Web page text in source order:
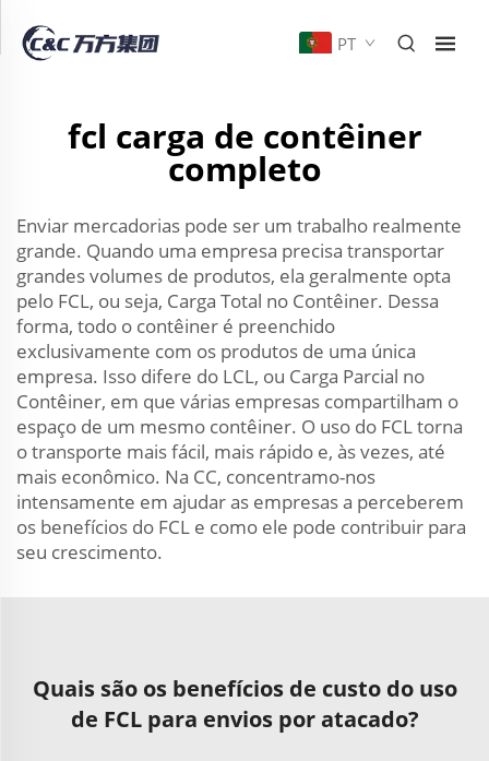
PT
fcl carga de contêiner
completo
Enviar mercadorias pode ser um trabalho realmente
grande. Quando uma empresa precisa transportar
grandes volumes de produtos, ela geralmente opta
pelo FCL, ou seja, Carga Total no Contêiner. Dessa
forma, todo o contêiner é preenchido
exclusivamente com os produtos de uma única
empresa. Isso difere do LCL, ou Carga Parcial no
Contêiner, em que várias empresas compartilham o
espaço de um mesmo contêiner. O uso do FCL torna
o transporte mais fácil, mais rápido e, às vezes, até
mais econômico. Na CC, concentramo-nos
intensamente em ajudar as empresas a perceberem
os benefícios do FCL e como ele pode contribuir para
seu crescimento.
Quais são os benefícios de custo do uso
de FCL para envios por atacado?